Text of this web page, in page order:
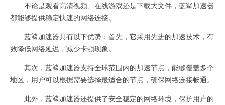
不论是观看高清视频、在线游戏还是下载大文件，蓝鲨加速器
都能够提供稳定快速的网络连接。
蓝鲨加速器具有以下优势：首先，它采用先进的加速技术，有
效降低网络延迟，减少卡顿现象。
其次，蓝鲨加速器支持全球范围内的加速节点，能够覆盖多个
地区，用户可以根据需要选择最适合的节点，确保网络连接畅通。
此外，蓝鲨加速器还提供了安全稳定的网络环境，保护用户的